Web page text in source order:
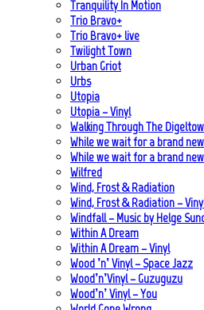
Tranquility In Motion
Trio Bravo+
Trio Bravo+ live
Twilight Town
Urban Griot
Urbs
Utopia
Utopia – Vinyl
Walking Through The
While we wait for a brand
While we wait for a brand
Wilfred
Wind, Frost & Radiation
Wind, Frost & Radiation –
Windfall – Music by Helge
Within A Dream
Within A Dream – Vinyl
Wood ’n’ Vinyl – Space Jazz
Wood’n’Vinyl – Guzuguzu
Wood’n’ Vinyl – You